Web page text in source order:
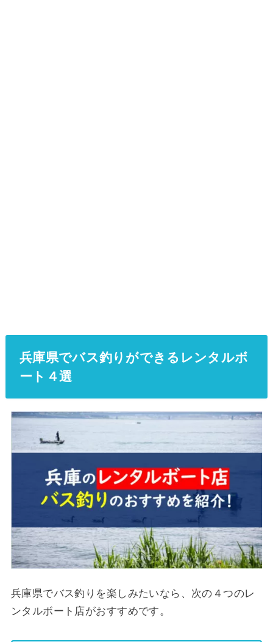
兵庫県でバス釣りができるレンタルボ
ート４選
兵庫県でバス釣りを楽しみたいなら、次の４つのレ
ンタルボート店がおすすめです。